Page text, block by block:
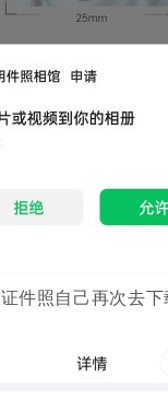
件照自己再次去